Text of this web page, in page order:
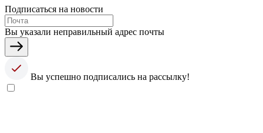
Подписаться на новости
Вы указали неправильный адрес почты
Вы успешно подписались на рассылку!